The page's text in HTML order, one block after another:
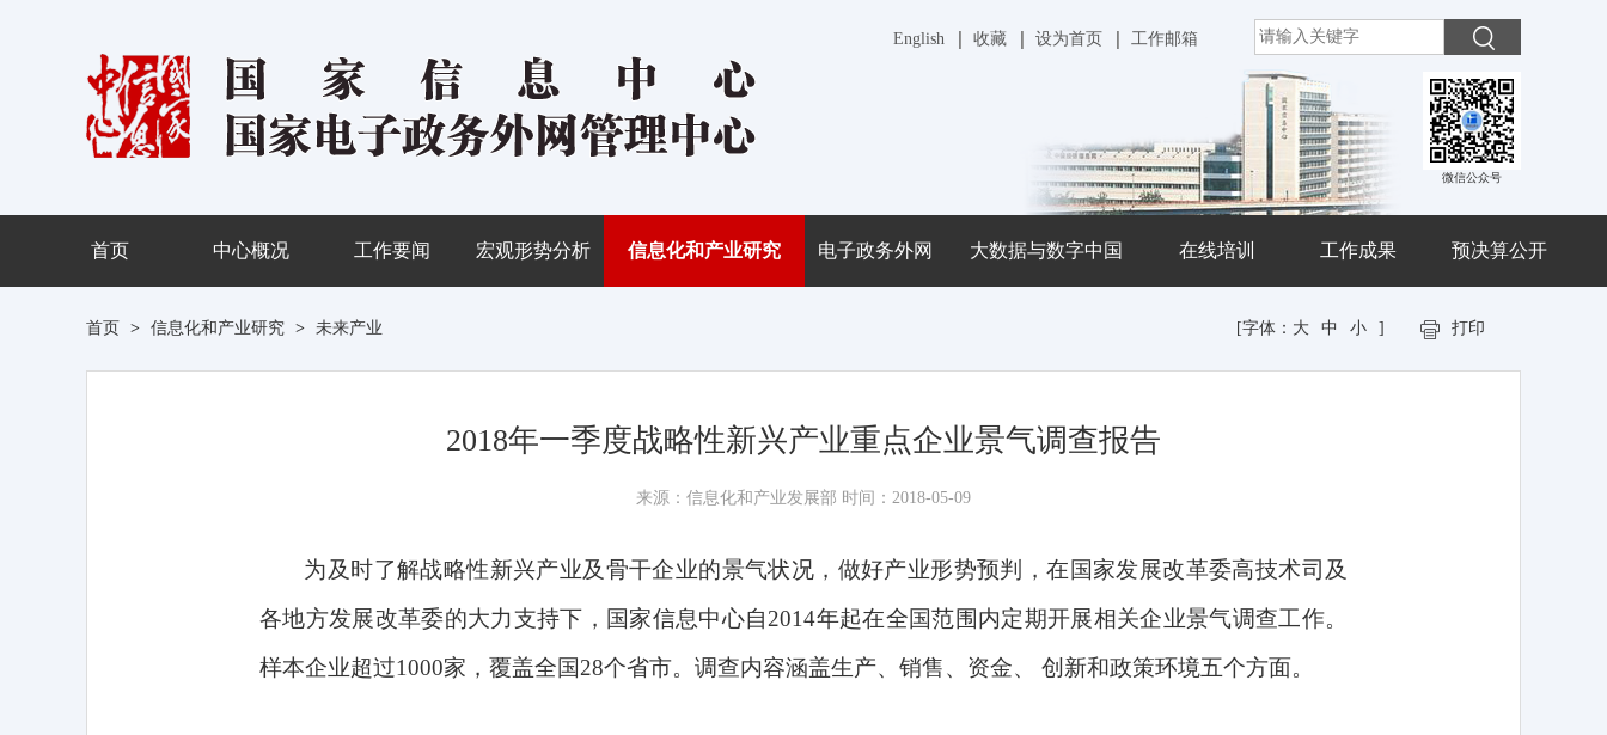
English 收藏 设为首页 工作邮箱
微信公众号
首页 中心概况 工作要闻 宏观形势分析 信息化和产业研究 电子政务外网 大数据与数字中国 在线培训 工作成果 预决算公开
首页 > 信息化和产业研究 > 未来产业 [字体： 大 中 小 ] 打印
2018年一季度战略性新兴产业重点企业景气调查报告
来源：信息化和产业发展部 时间：2018-05-09
为及时了解战略性新兴产业及骨干企业的景气状况，做好产业形势预判，在国家发展改革委高技术司及
各地方发展改革委的大力支持下，国家信息中心自2014年起在全国范围内定期开展相关企业景气调查工作。
样本企业超过1000家，覆盖全国28个省市。调查内容涵盖生产、销售、资金、 创新和政策环境五个方面。